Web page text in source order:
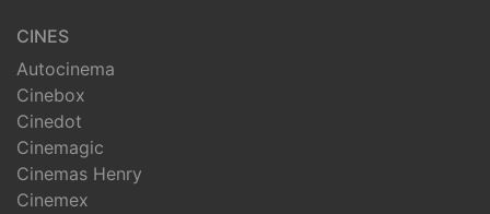
CINES
Autocinema
Cinebox
Cinedot
Cinemagic
Cinemas Henry
Cinemex